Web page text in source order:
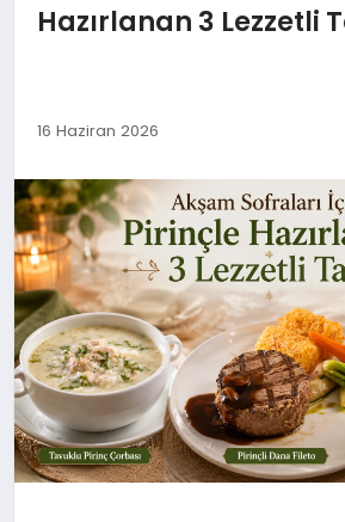
MAGAZIN
SPOR
TEKNOLOJI
YAŞAM
MALATYA HABERLERI
Hazırlanan 3 Lezzetli
16 Haziran 2026